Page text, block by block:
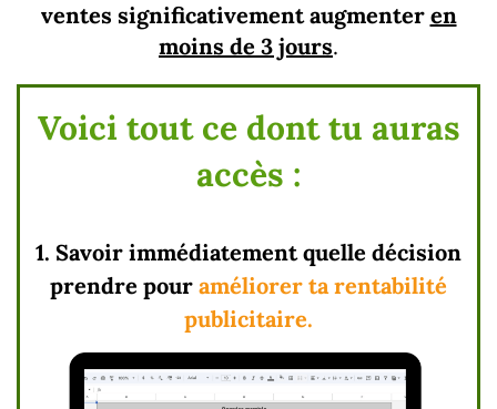
ventes significativement augmenter en
moins de 3 jours.
Voici tout ce dont tu auras
accès :
1. Savoir immédiatement quelle décision
prendre pour améliorer ta rentabilité
publicitaire.